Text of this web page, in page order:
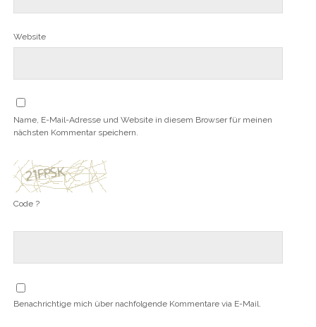
Website
Name, E-Mail-Adresse und Website in diesem Browser für meinen
nächsten Kommentar speichern.
Code ?
Benachrichtige mich über nachfolgende Kommentare via E-Mail.